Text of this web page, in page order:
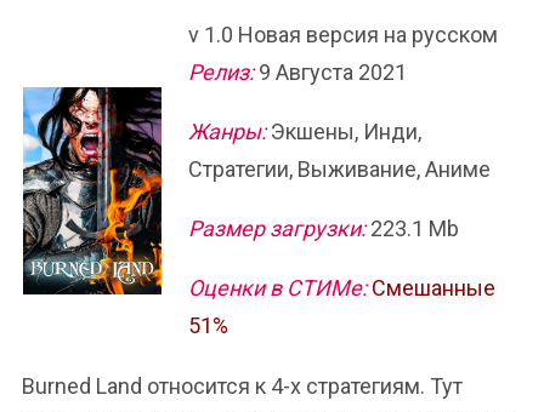
v 1.0 Новая версия на русском
Релиз:9 Августа 2021
Жанры:Экшены, Инди,
Стратегии, Выживание, Аниме
Размер загрузки:223.1 Mb
Оценки в СТИМе: Смешанные
51%
Burned Land относится к 4-х стратегиям. Тут